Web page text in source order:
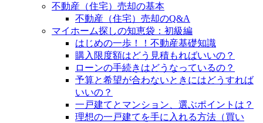
不動産（住宅）売却の基本
不動産（住宅）売却のQ&A
マイホーム探しの知恵袋：初級編
はじめの一歩！！不動産基礎知識
購入限度額はどう見積もればいいの？
ローンの手続きはどうなっているの？
予算と希望が合わないときにはどうすれば
いいの？
一戸建てとマンション、選ぶポイントは？
理想の一戸建てを手に入れる方法（買い